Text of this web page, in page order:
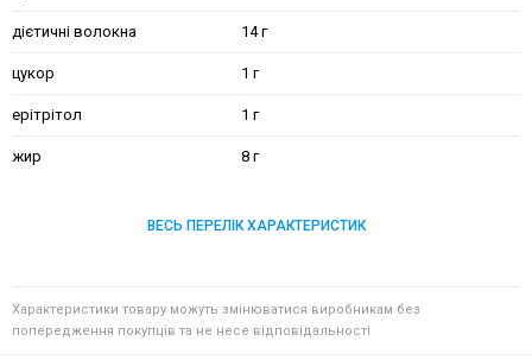
дієтичні волокна 14 г
цукор 1 г
ерітрітол 1 г
жир 8 г
ВЕСЬ ПЕРЕЛІК ХАРАКТЕРИСТИК
Характеристики товару можуть змінюватися виробникам без
попередження покупців та не несе відповідальності